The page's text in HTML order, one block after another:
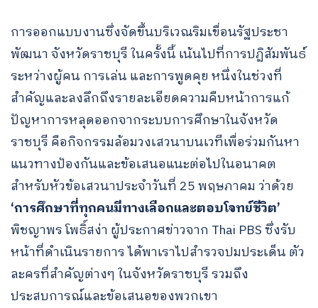
การออกแบบงานซึ่งจัดขึ้นบริเวณริมเขื่อนรัฐประชา
พัฒนา จังหวัดราชบุรี ในครั้งนี้ เน้นไปที่การปฏิสัมพันธ์
ระหว่างผู้คน การเล่น และการพูดคุย หนึ่งในช่วงที่
สำคัญและลงลึกถึงรายละเอียดความคืบหน้าการแก้
ปัญหาการหลุดออกจากระบบการศึกษาในจังหวัด
ราชบุรี คือกิจกรรมล้อมวงเสวนาบนเวทีเพื่อร่วมกันหา
แนวทางป้องกันและข้อเสนอแนะต่อไปในอนาคต
สำหรับหัวข้อเสวนาประจำวันที่ 25 พฤษภาคม ว่าด้วย
‘การศึกษาที่ทุกคนมีทางเลือกและตอบโจทย์ชีวิต’
พิชญาพร โพธิ์สง่า ผู้ประกาศข่าวจาก Thai PBS ซึ่งรับ
หน้าที่ดำเนินรายการ ได้พาเราไปสำรวจปมประเด็น ตัว
ละครที่สำคัญต่างๆ ในจังหวัดราชบุรี รวมถึง
ประสบการณ์และข้อเสนอของพวกเขา